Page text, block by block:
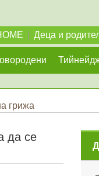
Деца и
грижа
да се